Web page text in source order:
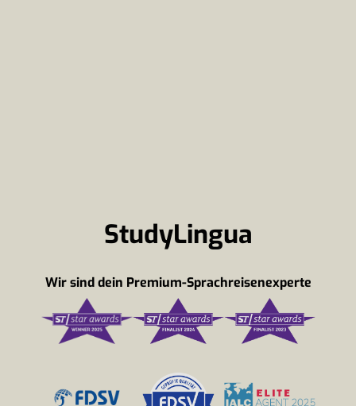
StudyLingua
Wir sind dein Premium-Sprachreisenexperte